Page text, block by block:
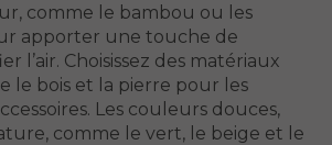
comme le bambou ou les
apporter une touche de
l’air. Choisissez des matériaux
le bois et la pierre pour les
Les couleurs douces,
comme le vert, le beige et le